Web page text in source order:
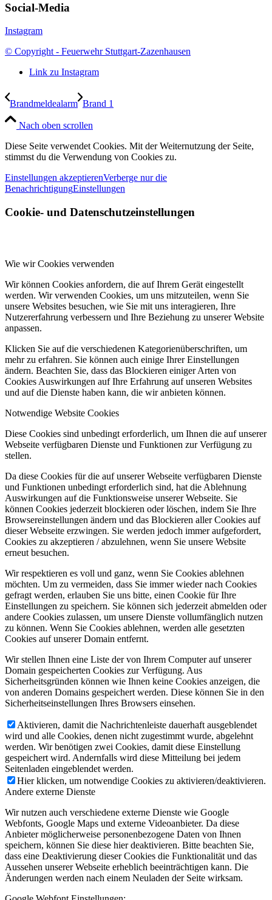
Social-Media
Instagram
© Copyright - Feuerwehr Stuttgart-Zazenhausen
Link zu Instagram
Brandmeldealarm Brand 1
Nach oben scrollen
Diese Seite verwendet Cookies. Mit der Weiternutzung der Seite,
stimmst du die Verwendung von Cookies zu.
Einstellungen akzeptierenVerberge nur die
BenachrichtigungEinstellungen
Cookie- und Datenschutzeinstellungen
Wie wir Cookies verwenden
Wir können Cookies anfordern, die auf Ihrem Gerät eingestellt
werden. Wir verwenden Cookies, um uns mitzuteilen, wenn Sie
unsere Websites besuchen, wie Sie mit uns interagieren, Ihre
Nutzererfahrung verbessern und Ihre Beziehung zu unserer Website
anpassen.
Klicken Sie auf die verschiedenen Kategorienüberschriften, um
mehr zu erfahren. Sie können auch einige Ihrer Einstellungen
ändern. Beachten Sie, dass das Blockieren einiger Arten von
Cookies Auswirkungen auf Ihre Erfahrung auf unseren Websites
und auf die Dienste haben kann, die wir anbieten können.
Notwendige Website Cookies
Diese Cookies sind unbedingt erforderlich, um Ihnen die auf unserer
Webseite verfügbaren Dienste und Funktionen zur Verfügung zu
stellen.
Da diese Cookies für die auf unserer Webseite verfügbaren Dienste
und Funktionen unbedingt erforderlich sind, hat die Ablehnung
Auswirkungen auf die Funktionsweise unserer Webseite. Sie
können Cookies jederzeit blockieren oder löschen, indem Sie Ihre
Browsereinstellungen ändern und das Blockieren aller Cookies auf
dieser Webseite erzwingen. Sie werden jedoch immer aufgefordert,
Cookies zu akzeptieren / abzulehnen, wenn Sie unsere Website
erneut besuchen.
Wir respektieren es voll und ganz, wenn Sie Cookies ablehnen
möchten. Um zu vermeiden, dass Sie immer wieder nach Cookies
gefragt werden, erlauben Sie uns bitte, einen Cookie für Ihre
Einstellungen zu speichern. Sie können sich jederzeit abmelden oder
andere Cookies zulassen, um unsere Dienste vollumfänglich nutzen
zu können. Wenn Sie Cookies ablehnen, werden alle gesetzten
Cookies auf unserer Domain entfernt.
Wir stellen Ihnen eine Liste der von Ihrem Computer auf unserer
Domain gespeicherten Cookies zur Verfügung. Aus
Sicherheitsgründen können wie Ihnen keine Cookies anzeigen, die
von anderen Domains gespeichert werden. Diese können Sie in den
Sicherheitseinstellungen Ihres Browsers einsehen.
Aktivieren, damit die Nachrichtenleiste dauerhaft ausgeblendet
wird und alle Cookies, denen nicht zugestimmt wurde, abgelehnt
werden. Wir benötigen zwei Cookies, damit diese Einstellung
gespeichert wird. Andernfalls wird diese Mitteilung bei jedem
Seitenladen eingeblendet werden.
Hier klicken, um notwendige Cookies zu aktivieren/deaktivieren.
Andere externe Dienste
Wir nutzen auch verschiedene externe Dienste wie Google
Webfonts, Google Maps und externe Videoanbieter. Da diese
Anbieter möglicherweise personenbezogene Daten von Ihnen
speichern, können Sie diese hier deaktivieren. Bitte beachten Sie,
dass eine Deaktivierung dieser Cookies die Funktionalität und das
Aussehen unserer Webseite erheblich beeinträchtigen kann. Die
Änderungen werden nach einem Neuladen der Seite wirksam.